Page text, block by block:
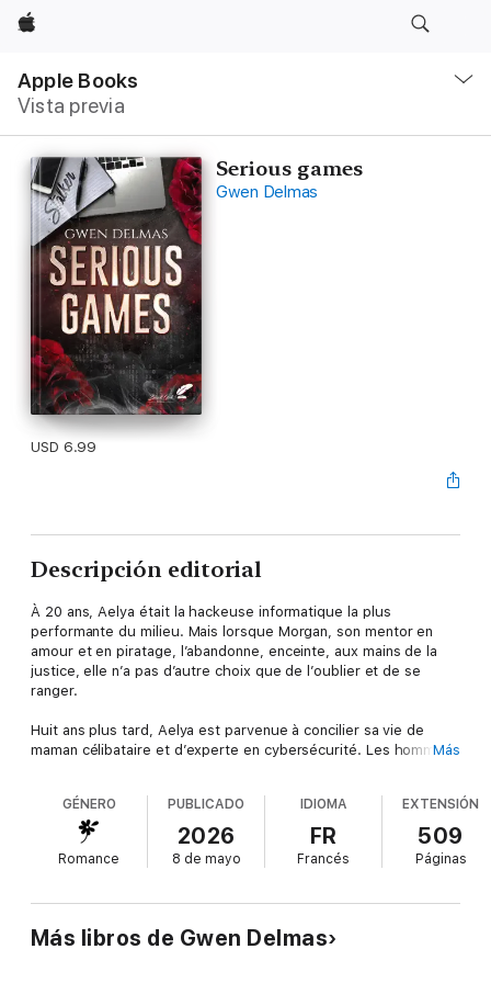
Apple
Apple Books
Vista previa
local
Abrir
Serious games
Gwen Delmas
USD 6.99
Descripción editorial
À 20 ans, Aelya était la hackeuse informatique la plus
performante du milieu. Mais lorsque Morgan, son mentor en
amour et en piratage, l’abandonne, enceinte, aux mains de la
justice, elle n’a pas d’autre choix que de l’oublier et de se
ranger.
Huit ans plus tard, Aelya est parvenue à concilier sa vie de
maman célibataire et d’experte en cybersécurité. Les hommes
rencontrer, ne remette en question sa ligne de conduite.
Entre eux, l’attirance est évidente, le rapprochement aussi, et
Aelya est cette fois prête à se laisser de nouveau aller à
Sauf que c’est précisément ce moment qu’a choisi son ex pour
refaire surface, avec la ferme intention de récupérer Aelya et
Más
GÉNERO
Romance
PUBLICADO
2026
8 de mayo
IDIOMA
FR
Francés
EXTENSIÓN
509
Páginas
Más libros de Gwen Delmas